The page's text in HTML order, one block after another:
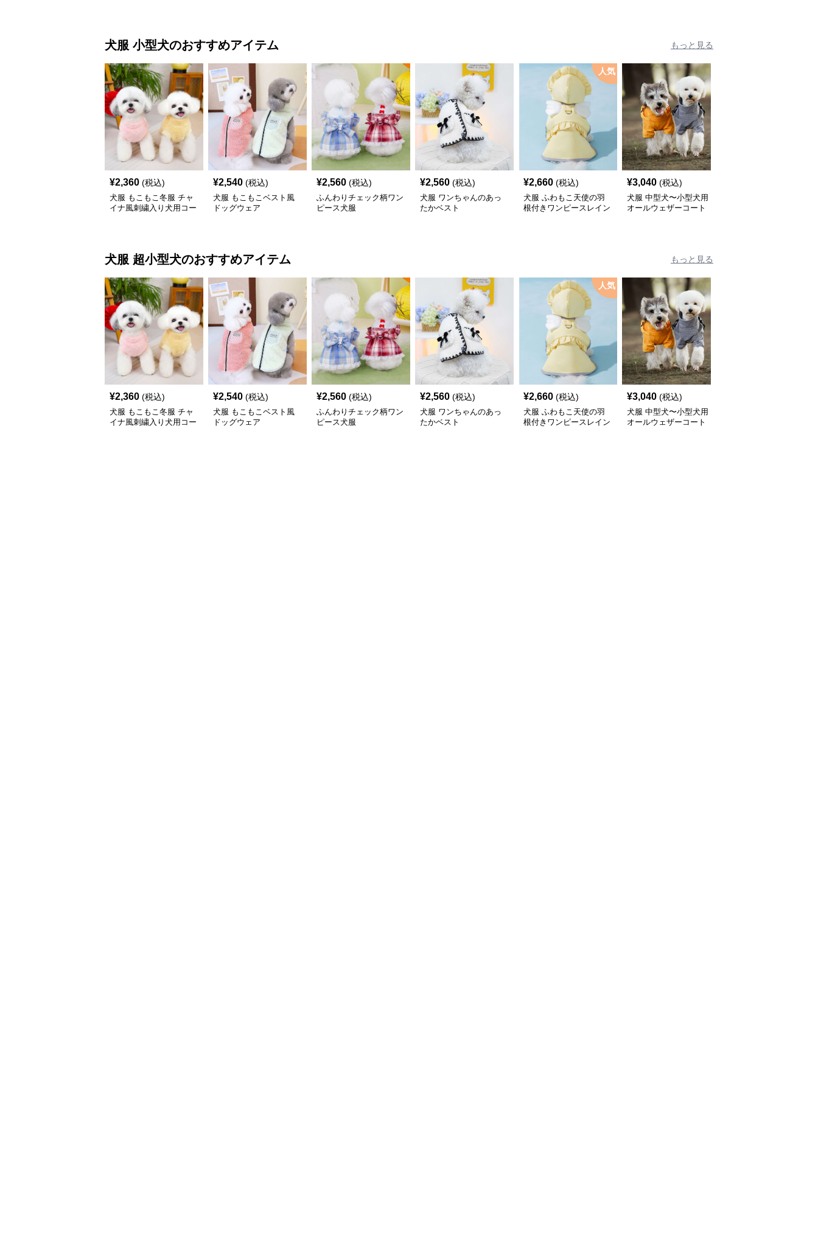
犬服 小型犬のおすすめアイテム もっと見る
¥2,360 (税込)
犬服 もこもこ冬服 チャ
イナ風刺繍入り犬用コー
¥2,540 (税込)
犬服 もこもこベスト風
ドッグウェア
¥2,560 (税込)
ふんわりチェック柄ワン
ピース犬服
¥2,560 (税込)
犬服 ワンちゃんのあっ
たかベスト
人気
¥2,660 (税込)
犬服 ふわもこ天使の羽
根付きワンピースレイン
¥3,040 (税込)
犬服 中型犬〜小型犬用
オールウェザーコート
犬服 超小型犬のおすすめアイテム もっと見る
¥2,360 (税込)
犬服 もこもこ冬服 チャ
イナ風刺繍入り犬用コー
¥2,540 (税込)
犬服 もこもこベスト風
ドッグウェア
¥2,560 (税込)
ふんわりチェック柄ワン
ピース犬服
¥2,560 (税込)
犬服 ワンちゃんのあっ
たかベスト
人気
¥2,660 (税込)
犬服 ふわもこ天使の羽
根付きワンピースレイン
¥3,040 (税込)
犬服 中型犬〜小型犬用
オールウェザーコート